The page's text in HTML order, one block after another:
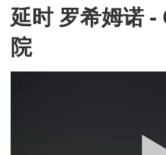
延时 罗希姆诺
院